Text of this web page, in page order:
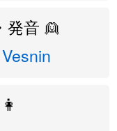
発音 👱
Vesnin